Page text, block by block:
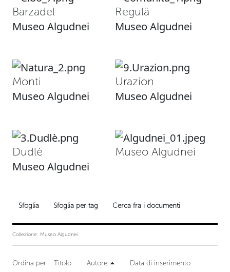
Barzadel
Museo Algudnei
Regulä
Museo Algudnei
Monti
Museo Algudnei
Urazion
Museo Algudnei
Dudlè
Museo Algudnei
Museo Algudnei
Sfoglia Sfoglia per tag Cerca fra i documenti
Collezione: Museo Algudnei
Ordina per Titolo Autore Data di inserimento